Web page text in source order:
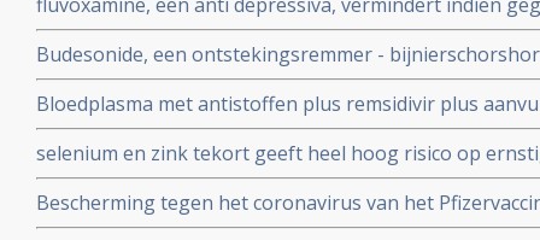
het risico op overlijden met 90 procent door COVID-19
met de ziekte om intensieve medische zorg te krijgen
Budesonide, een ontstekingsremmer -
astmapatienten, blijkt gebruikt als neusspray effectief
coronavirus - Covid-19
Bloedplasma met antistoffen plus remsidivir plus
en aspirine moet president Donald Trump redden van
selenium en zink tekort geeft heel hoog risico op
aan het coronavirus - Covid-19. Blijkt uit nieuw
Bescherming tegen het coronavirus van het
minder. Na 5 maanden is slechts nog 47 procent